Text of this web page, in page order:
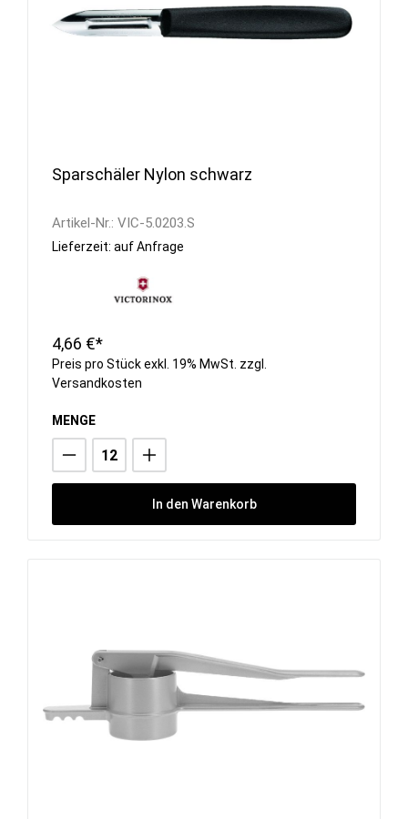
Sparschäler Nylon schwarz
Artikel-Nr.: VIC-5.0203.S
Lieferzeit: auf Anfrage
4,66 €*
Preis pro Stück exkl. 19% MwSt. zzgl.
Versandkosten
MENGE
In den Warenkorb